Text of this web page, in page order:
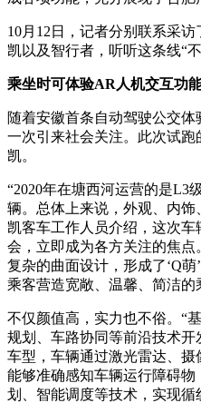
10月12日，记者分别联系采
凯以及智行者，听听这条线“不
乘坐时可体验AR人机交互功
随着安徽首条自动驾驶公交
一次引来社会关注。此次试
凯。
“2020年在塘西河运营的是L3
辆。总体上来说，外观、内
凯客车工作人员介绍，这次
会，立即成为各方关注的焦
复杂的曲面设计，形成了‘Q
乘客营造宽敞、温馨、简洁的
不仅颜值高，实力也不俗。“
规划、车路协同等前沿技术
车型，车辆通过激光雷达、摄
能够准确感知车辆运行障碍
划、智能调度等技术，实现循